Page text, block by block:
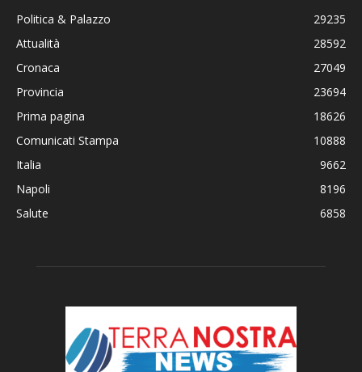
Politica & Palazzo
29235
Attualità
28592
Cronaca
27049
Provincia
23694
Prima pagina
18626
Comunicati Stampa
10888
Italia
9662
Napoli
8196
Salute
6858